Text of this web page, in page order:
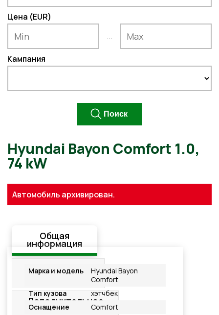
Цена (EUR)
...
Кампания
Hyundai Bayon Comfort
Автомобиль архивирован.
Общая
информация
Стандартная
комплектация
Дополнительное
оснащение
Марка и модель
Hyundai Bayon
Comfort
Тип кузова
хэтчбек
Оснащение
Comfort